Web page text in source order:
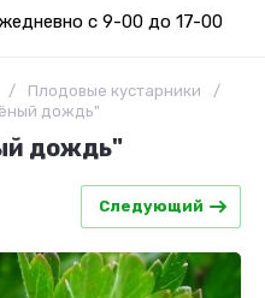
с 9-00 до 17-00
/ Плодовые кустарники
/
дождь"
дождь"
Следующий